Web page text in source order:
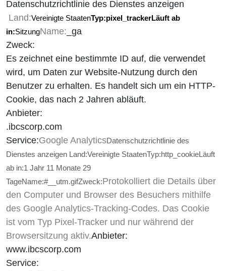
Datenschutzrichtlinie des Dienstes anzeigen
Land:Vereinigte StaatenTyp:pixel_trackerLäuft ab
in:SitzungName: _ga
Zweck:
Es zeichnet eine bestimmte ID auf, die verwendet
wird, um Daten zur Website-Nutzung durch den
Benutzer zu erhalten. Es handelt sich um ein HTTP-
Cookie, das nach 2 Jahren abläuft.
Anbieter:
.ibcscorp.com
Service:Google AnalyticsDatenschutzrichtlinie des
Dienstes anzeigen Land:Vereinigte StaatenTyp:http_cookieLäuft
ab in:1 Jahr 11 Monate 29
TageName:#__utm.gifZweck:Protokolliert die Details über
den Computer und Browser des Besuchers mithilfe
des Google Analytics-Tracking-Codes. Das Cookie
ist vom Typ Pixel-Tracker und nur während der
Browsersitzung aktiv.Anbieter:
www.ibcscorp.com
Service: